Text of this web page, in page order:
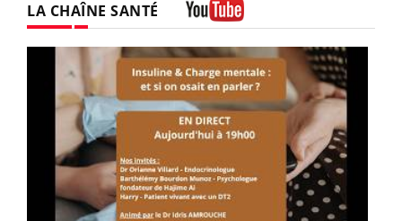
LA CHAÎNE SANTÉ